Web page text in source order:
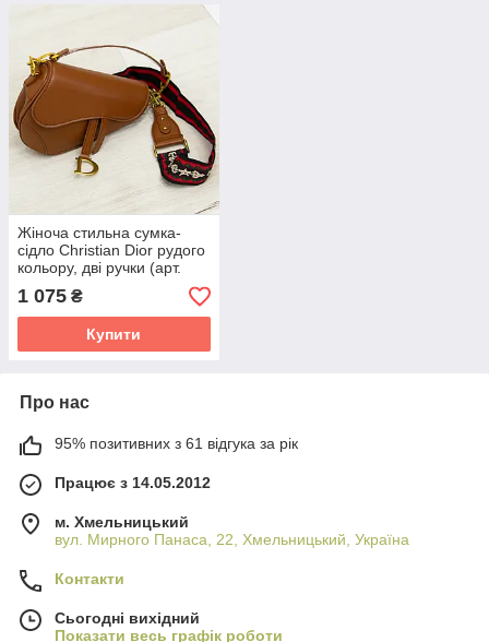
Жіноча стильна сумка-
сідло Christian Dior рудого
кольору, дві ручки (арт.
1628)
1 075 ₴
Купити
Про нас
95% позитивних з 61 відгука за рік
Працює з 14.05.2012
м. Хмельницький
вул. Мирного Панаса, 22, Хмельницький, Україна
Контакти
Сьогодні вихідний
Показати весь графік роботи